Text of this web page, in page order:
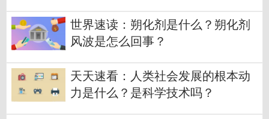
世界速读：朔化剂是什么？朔化剂
风波是怎么回事？
天天速看：人类社会发展的根本动
力是什么？是科学技术吗？